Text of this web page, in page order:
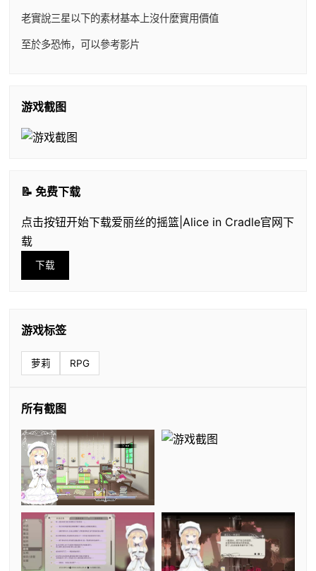
老實說三星以下的素材基本上沒什麼實用價值
至於多恐怖，可以參考影片
游戏截图
📝 免费下载
点击按钮开始下载爱丽丝的摇篮|Alice in Cradle官网下
载
下载
游戏标签
萝莉 RPG
所有截图